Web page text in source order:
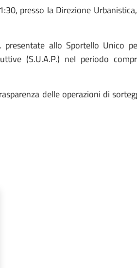
presso la Direzione
allo Sportello Unico
(S.U.A.P.) nel periodo
delle operazioni di